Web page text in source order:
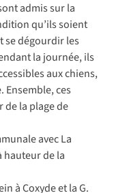
admis sur la
qu’ils soient
se dégourdir les
la journée, ils
aux chiens,
ces
de la plage de
avec La
hauteur de la
à Coxyde et la G.